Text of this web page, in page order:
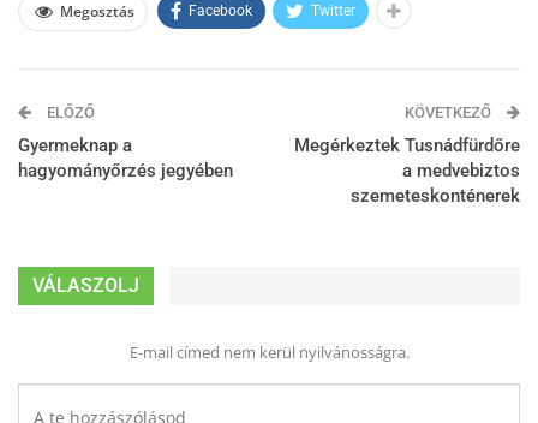
Megosztás Facebook Twitter
ELŐZŐ
Gyermeknap a
hagyományőrzés jegyében
KÖVETKEZŐ
Megérkeztek Tusnádfürdőre
a medvebiztos
szemeteskonténerek
VÁLASZOLJ
E-mail címed nem kerül nyilvánosságra.